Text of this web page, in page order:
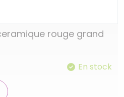
rouge grand
En stock